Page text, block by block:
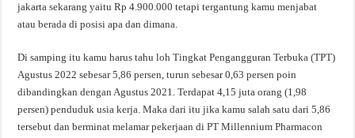
jakarta sekarang yaitu Rp 4.900.000 tetapi tergantung kamu menjabat
atau berada di posisi apa dan dimana.
Di samping itu kamu harus tahu loh Tingkat Pengangguran Terbuka (TPT)
Agustus 2022 sebesar 5,86 persen, turun sebesar 0,63 persen poin
dibandingkan dengan Agustus 2021. Terdapat 4,15 juta orang (1,98
persen) penduduk usia kerja. Maka dari itu jika kamu salah satu dari 5,86
tersebut dan berminat melamar pekerjaan di PT Millennium Pharmacon